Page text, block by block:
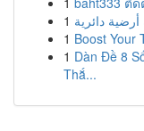
1
1 Boost Your
1 Dàn Đề 8
Thắ...